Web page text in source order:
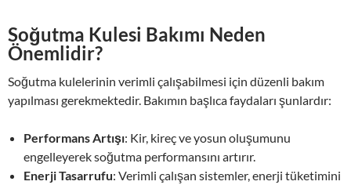
Soğutma Kulesi Bakımı Neden
Önemlidir?
Soğutma kulelerinin verimli çalışabilmesi için düzenli bakım
yapılması gerekmektedir. Bakımın başlıca faydaları şunlardır:
Performans Artışı: Kir, kireç ve yosun oluşumunu
engelleyerek soğutma performansını artırır.
Enerji Tasarrufu: Verimli çalışan sistemler, enerji tüketimini